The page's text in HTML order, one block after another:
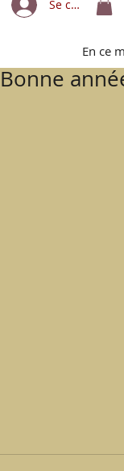
Se connecter
En ce
Bonne